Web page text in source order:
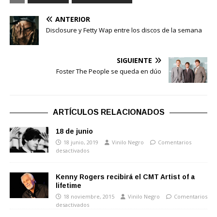
ANTERIOR
Disclosure y Fetty Wap entre los discos de la semana
SIGUIENTE
Foster The People se queda en dúo
ARTÍCULOS RELACIONADOS
18 de junio
18 junio, 2019 Vinilo Negro
Comentarios
desactivados
Kenny Rogers recibirá el CMT Artist of a
lifetime
18 noviembre, 2015 Vinilo Negro
Comentarios
desactivados